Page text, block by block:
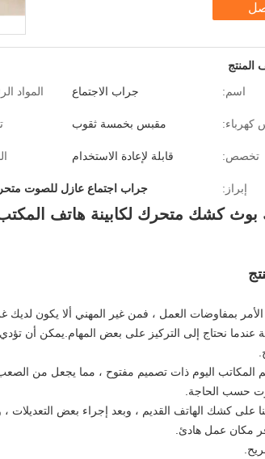
اسم:
جراب الاجتماع المواد
كهرباء: مقبس بخمسة ثقوب
تخصص: قابلة لإعادة الاستخدام
إبراز: جراب اجتماع عازل للصوت
بوث كشك متحرك لكابينة هاتف
الأمر بمفاوضات العمل ، فمن غير المهني ألا يكون لديك
عندما نحتاج إلى التركيز على بعض المهام.يمكن أن
المكاتب اليوم ذات تصميم مفتوح ، مما يجعل من الصعب
حسب الحاجة.
على كشك الهاتف القديم ، وبعد إجراء بعض التعديلات
مكان عمل هادئ.